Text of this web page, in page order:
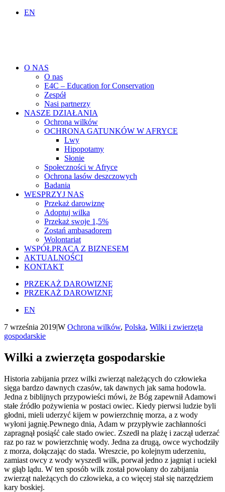
EN
O NAS
O nas
E4C – Education for Conservation
Zespół
Nasi partnerzy
NASZE DZIAŁANIA
Ochrona wilków
OCHRONA GATUNKÓW W AFRYCE
Lwy
Hipopotamy
Słonie
Społeczności w Afryce
Ochrona lasów deszczowych
Badania
WESPRZYJ NAS
Przekaż darowiznę
Adoptuj wilka
Przekaż swoje 1,5%
Zostań ambasadorem
Wolontariat
WSPÓŁPRACA Z BIZNESEM
AKTUALNOŚCI
KONTAKT
PRZEKAŻ DAROWIZNĘ
PRZEKAŻ DAROWIZNĘ
EN
7 września 2019|W Ochrona wilków, Polska, Wilki i zwierzęta
gospodarskie
Wilki a zwierzęta gospodarskie
Historia zabijania przez wilki zwierząt należących do człowieka
sięga bardzo dawnych czasów, tak dawnych jak sama hodowla.
Jedna z biblijnych przypowieści mówi, że Bóg zapewnił Adamowi
stałe źródło pożywienia w postaci owiec. Kiedy pierwsi ludzie byli
głodni, mieli uderzyć kijem w powierzchnię morza, a z wody
wyłoni jagnię.Pewnego dnia, Adam w przypływie zachłanności
zapragnął posiąść całe stado owiec. Zszedł na plażę i zaczął uderzać
raz po raz w powierzchnię wody. Jedna za drugą, owce wychodziły
z morza, dołączając do stada. Wreszcie, po kolejnym uderzeniu,
zamiast owcy z wody wyszedł wilk, porwał jedno z jagniąt i uciekł
w głąb lądu. W ten sposób wilk został powołany do zabijania
zwierząt należących do człowieka, a co więcej stał się narzędziem
kary boskiej.